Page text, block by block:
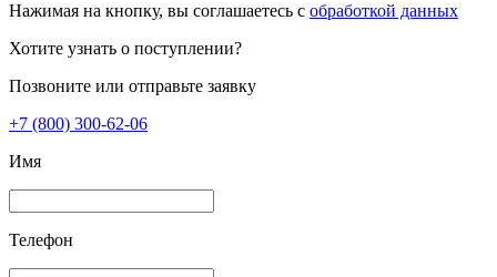
Нажимая на кнопку, вы соглашаетесь с обработкой данных
Хотите узнать о поступлении?
Позвоните или отправьте заявку
+7 (800) 300-62-06
Имя
Телефон